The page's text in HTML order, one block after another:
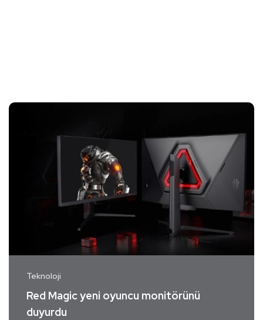
Teknoloji
Red Magic yeni oyuncu monitörünü
duyurdu